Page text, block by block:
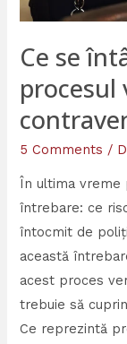
Ce se
procesul
5 Comments /
În ultima vreme
întrebare: ce
întocmit de
această
acest proces
trebuie să
Ce reprezintă